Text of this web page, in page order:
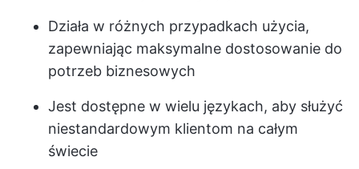
Działa w różnych przypadkach użycia,
zapewniając maksymalne dostosowanie do
potrzeb biznesowych
Jest dostępne w wielu językach, aby służyć
niestandardowym klientom na całym
świecie